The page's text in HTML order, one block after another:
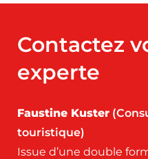
Contactez
experte
Faustine Kuster
touristique)
Issue d’une double